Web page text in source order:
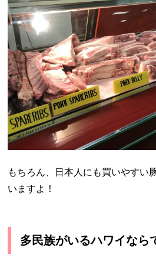
もちろん、日本人にも買いやすい
いますよ！
多民族がいるハワイなら